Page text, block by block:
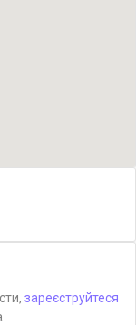
зареєструйтеся